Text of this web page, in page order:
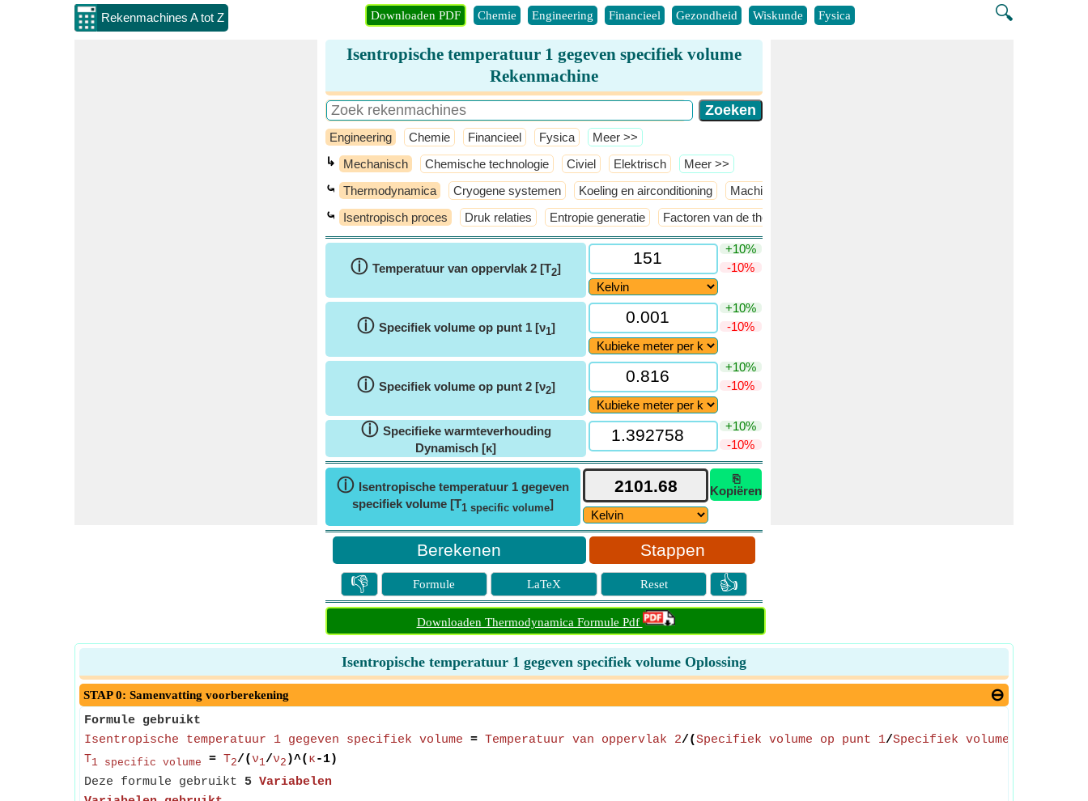
Rekenmachines A tot Z 🔍
Downloaden PDF Chemie Engineering Financieel Gezondheid Wiskunde Fysica
Isentropische temperatuur 1 gegeven specifiek volume
Rekenmachine
Engineering Chemie Financieel Fysica ​Meer >>
↳ Mechanisch Chemische technologie Civiel Elektrisch ​Meer >>
⤿ Thermodynamica Cryogene systemen Koeling en airconditioning Machine ontwerp
⤿ Isentropisch proces Druk relaties Entropie generatie Factoren van de thermodynamica
ⓘ Temperatuur van oppervlak 2 [T2]
+10%
-10%
ⓘ Specifiek volume op punt 1 [ν1]
+10%
-10%
ⓘ Specifiek volume op punt 2 [ν2]
+10%
-10%
ⓘ Specifieke warmteverhouding
Dynamisch [κ]
+10%
-10%
ⓘ Isentropische temperatuur 1 gegeven
specifiek volume [T1 specific volume]
⎘
Kopiëren
Stappen
👎 Formule LaTeX Reset 👍
Downloaden Thermodynamica Formule Pdf
Isentropische temperatuur 1 gegeven specifiek volume Oplossing
STAP 0: Samenvatting voorberekening
Formule gebruikt
Isentropische temperatuur 1 gegeven specifiek volume = Temperatuur van oppervlak 2/(Specifiek volume op punt 1/Specifiek volume op punt 2
T1 specific volume = T2/(ν1/ν2 )^( κ-1)
Deze formule gebruikt 5 Variabelen